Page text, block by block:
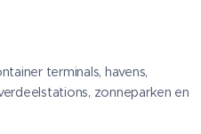
terminals, havens,
zonneparken en